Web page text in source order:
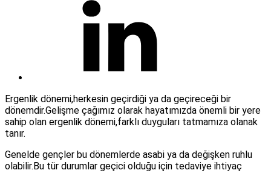
Ergenlik dönemi,herkesin geçirdiği ya da geçireceği bir
dönemdir.Gelişme çağımız olarak hayatımızda önemli bir yere
sahip olan ergenlik dönemi,farklı duyguları tatmamıza olanak
tanır.
Genelde gençler bu dönemlerde asabi ya da değişken ruhlu
olabilir.Bu tür durumlar geçici olduğu için tedaviye ihtiyaç